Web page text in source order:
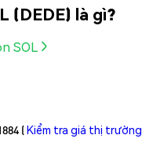
(DEDE) là gì?
SOL
(Kiểm tra giá thị trường